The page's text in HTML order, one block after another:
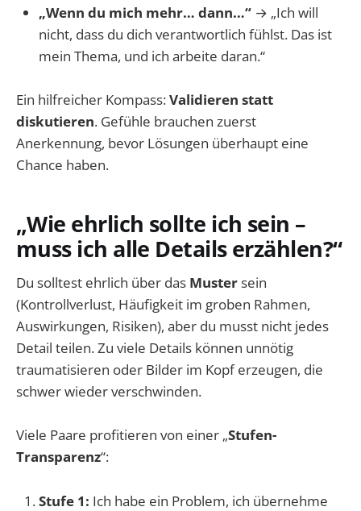
„Wenn du mich mehr… dann…“ → „Ich will
nicht, dass du dich verantwortlich fühlst. Das ist
mein Thema, und ich arbeite daran.“
Ein hilfreicher Kompass:Validieren statt
diskutieren. Gefühle brauchen zuerst
Anerkennung, bevor Lösungen überhaupt eine
Chance haben.
„Wie ehrlich sollte ich sein –
muss ich alle Details erzählen?“
Du solltest ehrlich über das Mustersein
(Kontrollverlust, Häufigkeit im groben Rahmen,
Auswirkungen, Risiken), aber du musst nicht jedes
Detail teilen. Zu viele Details können unnötig
traumatisieren oder Bilder im Kopf erzeugen, die
schwer wieder verschwinden.
Viele Paare profitieren von einer „Stufen-
Transparenz“:
Stufe 1: Ich habe ein Problem, ich übernehme